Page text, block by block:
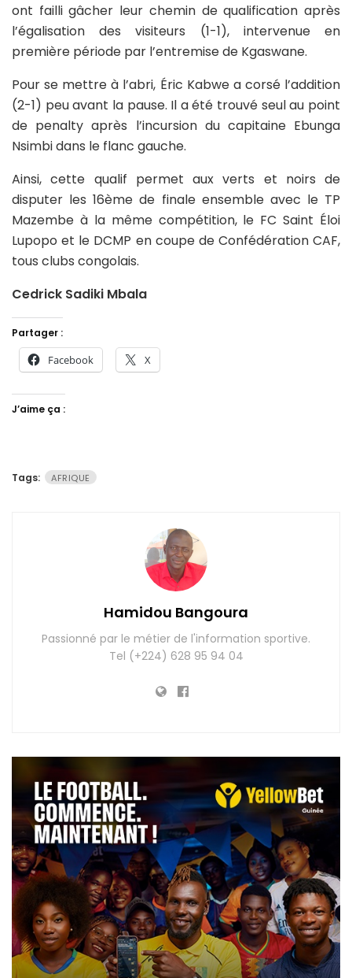
ont failli gâcher leur chemin de qualification après
l’égalisation des visiteurs (1-1), intervenue en
première période par l’entremise de Kgaswane.
Pour se mettre à l’abri, Éric Kabwe a corsé l’addition
(2-1) peu avant la pause. Il a été trouvé seul au point
de penalty après l’incursion du capitaine Ebunga
Nsimbi dans le flanc gauche.
Ainsi, cette qualif permet aux verts et noirs de
disputer les 16ème de finale ensemble avec le TP
Mazembe à la même compétition, le FC Saint Éloi
Lupopo et le DCMP en coupe de Confédération CAF,
tous clubs congolais.
Cedrick Sadiki Mbala
Partager :
Facebook X
J’aime ça :
Tags: AFRIQUE
Hamidou Bangoura
Passionné par le métier de l'information sportive.
Tel (+224) 628 95 94 04